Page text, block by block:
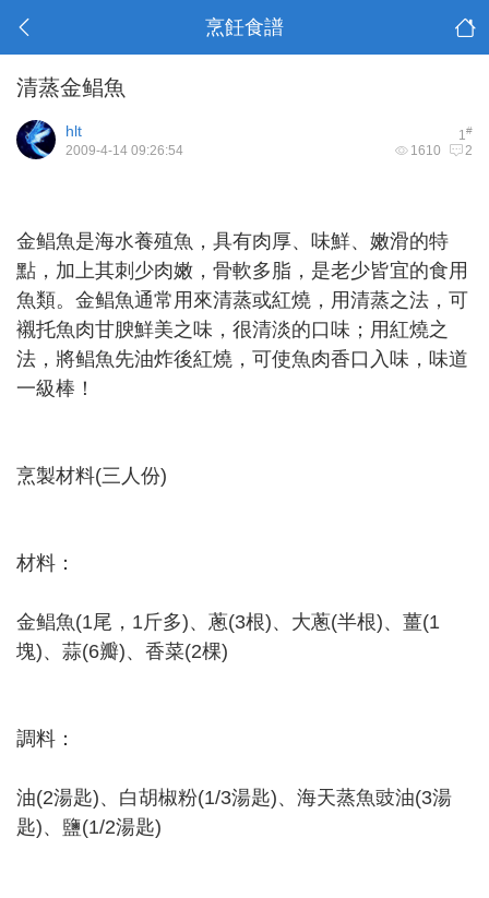
烹飪食譜
清蒸金鲳魚
1#
hlt
1610 2
2009-4-14 09:26:54
金鲳魚是海水養殖魚，具有肉厚、味鮮、嫩滑的特
點，加上其刺少肉嫩，骨軟多脂，是老少皆宜的食用
魚類。金鲳魚通常用來清蒸或紅燒，用清蒸之法，可
襯托魚肉甘腴鮮美之味，很清淡的口味；用紅燒之
法，將鲳魚先油炸後紅燒，可使魚肉香口入味，味道
一級棒！
烹製材料(三人份)
材料：
金鲳魚(1尾，1斤多)、蔥(3根)、大蔥(半根)、薑(1
塊)、蒜(6瓣)、香菜(2棵)
調料：
油(2湯匙)、白胡椒粉(1/3湯匙)、海天蒸魚豉油(3湯
匙)、鹽(1/2湯匙)